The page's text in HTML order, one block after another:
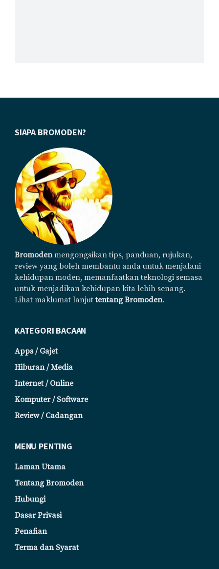
Footer
SIAPA BROMODEN?
Bromodenmengongsikan tips, panduan, rujukan,
review yang boleh membantu anda untuk menjalani
kehidupan moden, memanfaatkan teknologi semasa
untuk menjadikan kehidupan kita lebih senang.
Lihat maklumat lanjuttentang Bromoden.
KATEGORI BACAAN
Apps / Gajet
Hiburan / Media
Internet / Online
Komputer / Software
Review / Cadangan
MENU PENTING
Laman Utama
Tentang Bromoden
Hubungi
Dasar Privasi
Penafian
Terma dan Syarat